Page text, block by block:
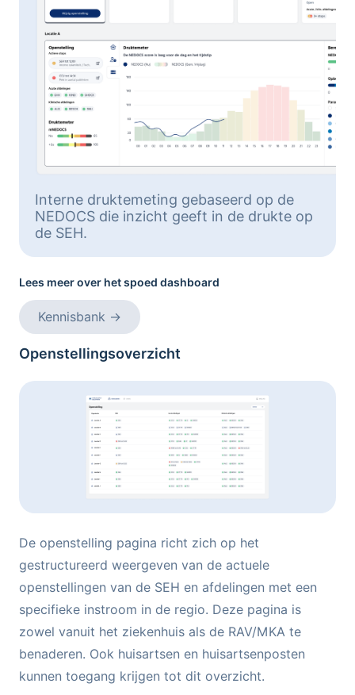
Interne druktemeting gebaseerd op de
NEDOCS die inzicht geeft in de drukte op
de SEH.
Lees meer over het spoed dashboard
Kennisbank →
Openstellingsoverzicht
De openstelling pagina richt zich op het
gestructureerd weergeven van de actuele
openstellingen van de SEH en afdelingen met een
specifieke instroom in de regio. Deze pagina is
zowel vanuit het ziekenhuis als de RAV/MKA te
benaderen. Ook huisartsen en huisartsenposten
kunnen toegang krijgen tot dit overzicht.